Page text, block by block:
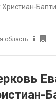
Христиан-
область